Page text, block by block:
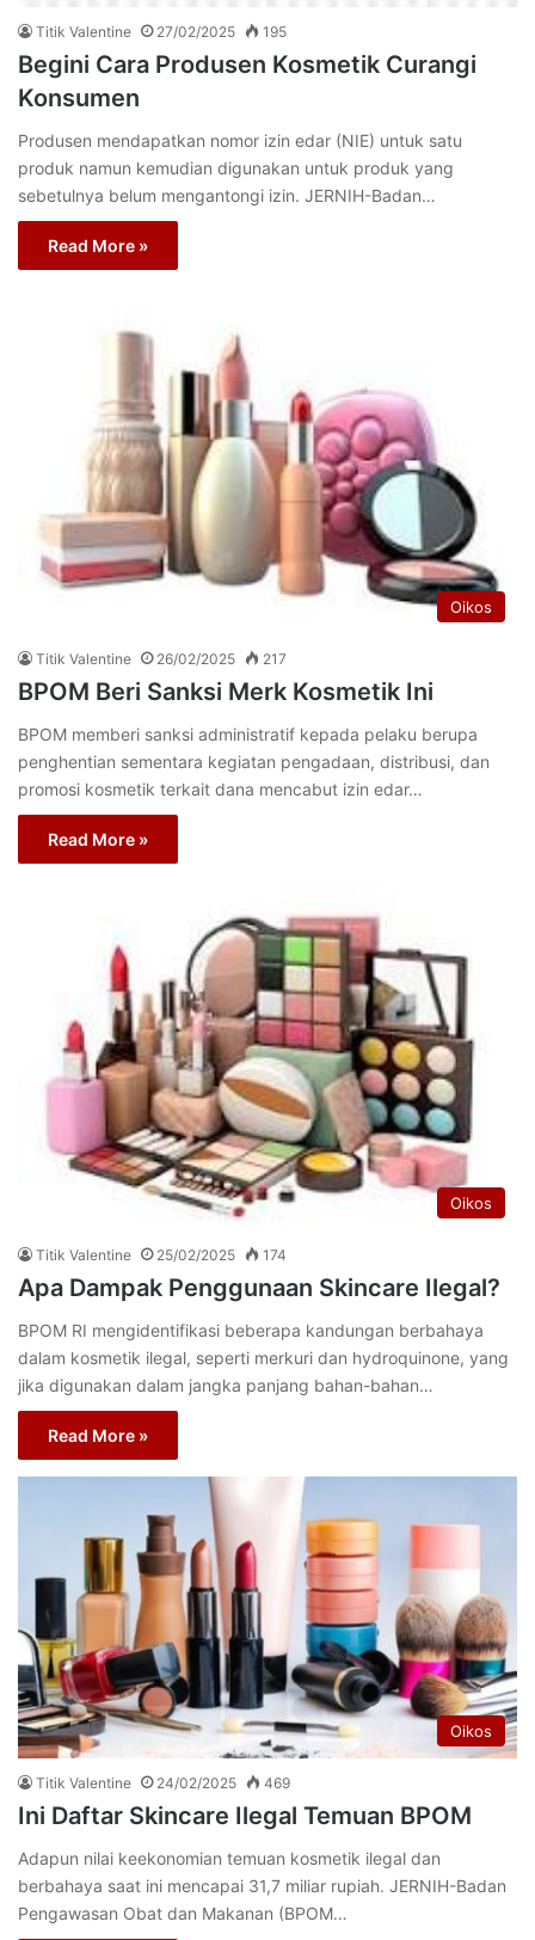
Titik Valentine 27/02/2025 195
Begini Cara Produsen Kosmetik Curangi
Konsumen
Produsen mendapatkan nomor izin edar (NIE) untuk satu
produk namun kemudian digunakan untuk produk yang
sebetulnya belum mengantongi izin. JERNIH-Badan…
Read More »
Oikos
Titik Valentine 26/02/2025 217
BPOM Beri Sanksi Merk Kosmetik Ini
BPOM memberi sanksi administratif kepada pelaku berupa
penghentian sementara kegiatan pengadaan, distribusi, dan
promosi kosmetik terkait dana mencabut izin edar…
Read More »
Oikos
Titik Valentine 25/02/2025 174
Apa Dampak Penggunaan Skincare Ilegal?
BPOM RI mengidentifikasi beberapa kandungan berbahaya
dalam kosmetik ilegal, seperti merkuri dan hydroquinone, yang
jika digunakan dalam jangka panjang bahan-bahan…
Read More »
Oikos
Titik Valentine 24/02/2025 469
Ini Daftar Skincare Ilegal Temuan BPOM
Adapun nilai keekonomian temuan kosmetik ilegal dan
berbahaya saat ini mencapai 31,7 miliar rupiah. JERNIH-Badan
Pengawasan Obat dan Makanan (BPOM…